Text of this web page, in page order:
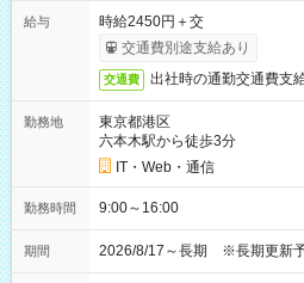
給与
時給2450円＋交
交通費別途支給あり
交通費 出社時の通勤交通費支
勤務地
東京都港区
六本木駅から徒歩3分
IT・Web・通信
勤務時間 9:00～16:00
期間 2026/8/17～長期 ※長期更新